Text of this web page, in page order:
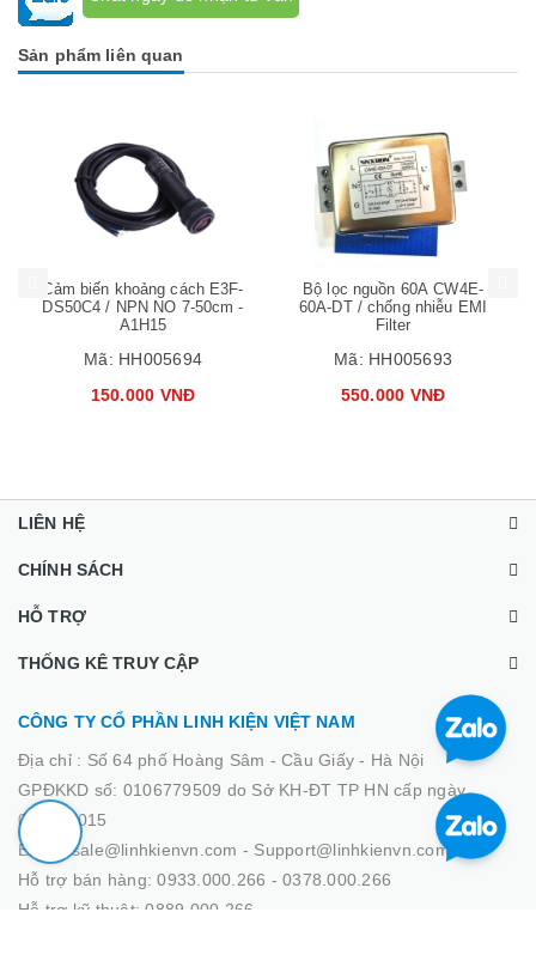
Sản phẩm liên quan
Cảm biến khoảng cách E3F-
DS50C4 / NPN NO 7-50cm -
A1H15
Mã: HH005694
150.000 VNĐ
Bộ lọc nguồn 60A CW4E-
60A-DT / chống nhiễu EMI
Filter
Mã: HH005693
550.000 VNĐ
Mua hàng
LIÊN HỆ
CHÍNH SÁCH
HỖ TRỢ
THỐNG KÊ TRUY CẬP
CÔNG TY CỔ PHẦN LINH KIỆN VIỆT NAM
Địa chỉ : Số 64 phố Hoàng Sâm - Cầu Giấy - Hà Nội
GPĐKKD số: 0106779509 do Sở KH-ĐT TP HN cấp ngày
02/03/2015
Email: sale@linhkienvn.com - Support@linhkienvn.com
Hỗ trợ bán hàng: 0933.000.266 - 0378.000.266
Hỗ trợ kỹ thuật: 0889.000.266